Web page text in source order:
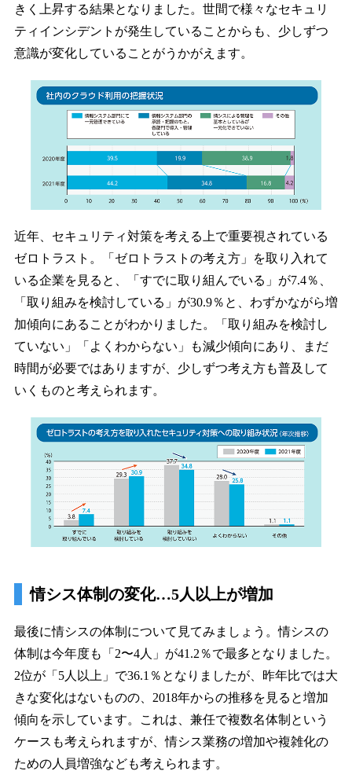
きく上昇する結果となりました。世間で様々なセキュリ
ティインシデントが発生していることからも、少しずつ
意識が変化していることがうかがえます。
近年、セキュリティ対策を考える上で重要視されている
ゼロトラスト。「ゼロトラストの考え方」を取り入れて
いる企業を見ると、「すでに取り組んでいる」が7.4％、
「取り組みを検討している」が30.9％と、わずかながら増
加傾向にあることがわかりました。「取り組みを検討し
ていない」「よくわからない」も減少傾向にあり、まだ
時間が必要ではありますが、少しずつ考え方も普及して
いくものと考えられます。
情シス体制の変化…5人以上が増加
最後に情シスの体制について見てみましょう。情シスの
体制は今年度も「2〜4人」が41.2％で最多となりました。
2位が「5人以上」で36.1％となりましたが、昨年比では大
きな変化はないものの、2018年からの推移を見ると増加
傾向を示しています。これは、兼任で複数名体制という
ケースも考えられますが、情シス業務の増加や複雑化の
ための人員増強なども考えられます。